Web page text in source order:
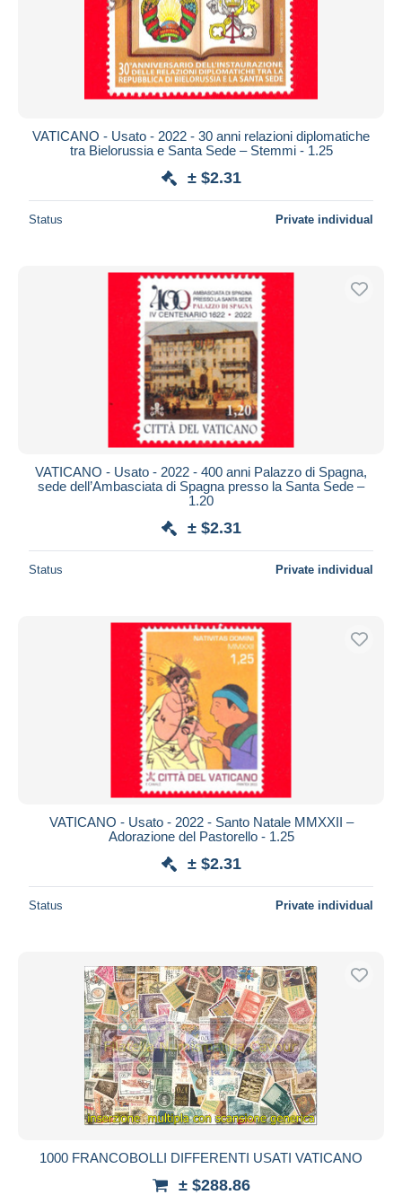
VATICANO - Usato - 2022 - 30 anni relazioni diplomatiche
tra Bielorussia e Santa Sede – Stemmi - 1.25
± $2.31
Status Private individual
VATICANO - Usato - 2022 - 400 anni Palazzo di Spagna,
sede dell’Ambasciata di Spagna presso la Santa Sede –
1.20
± $2.31
Status Private individual
VATICANO - Usato - 2022 - Santo Natale MMXXII –
Adorazione del Pastorello - 1.25
± $2.31
Status Private individual
1000 FRANCOBOLLI DIFFERENTI USATI VATICANO
± $288.86